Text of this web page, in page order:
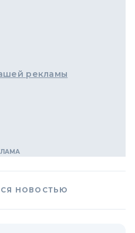
рекламы
НОВОСТЬЮ